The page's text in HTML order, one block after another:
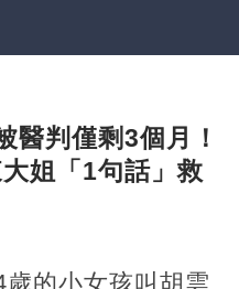
醫判僅剩3個月！
姐「1句話」救
的小女孩叫胡雲